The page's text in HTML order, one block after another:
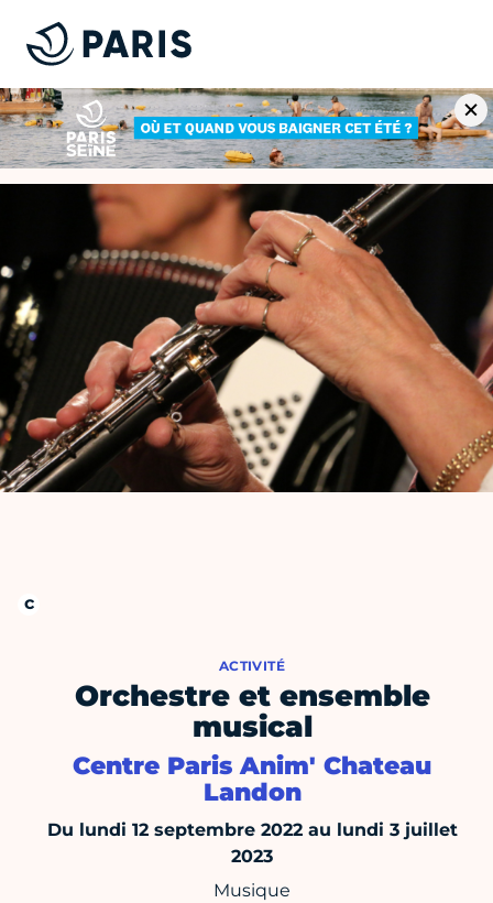
ACTIVITÉ
Orchestre et ensemble
musical
Centre Paris Anim' Chateau
Landon
Du lundi 12 septembre 2022 au lundi 3 juillet
2023
Musique